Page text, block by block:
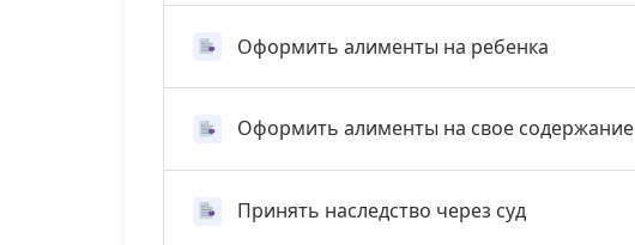
Оформить алименты на ребенка
Оформить алименты на свое содержание
Принять наследство через суд